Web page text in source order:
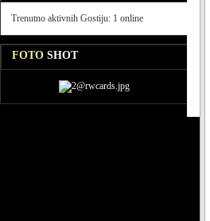
Trenutno aktivnih Gostiju: 1 online
FOTO SHOT